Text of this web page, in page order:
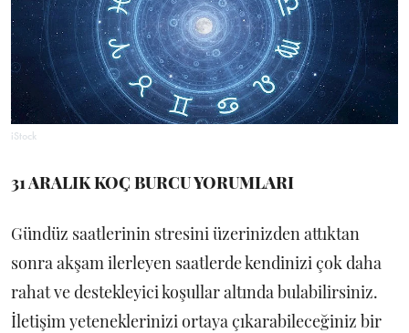
iStock
31 ARALIK KOÇ BURCU YORUMLARI
Gündüz saatlerinin stresini üzerinizden attıktan
sonra akşam ilerleyen saatlerde kendinizi çok daha
rahat ve destekleyici koşullar altında bulabilirsiniz.
İletişim yeteneklerinizi ortaya çıkarabileceğiniz bir